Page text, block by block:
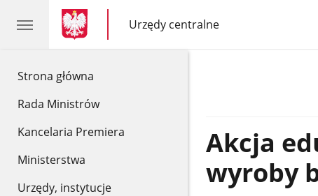
Strona główna
Rada Ministrów
Kancelaria Premiera
Ministerstwa
Urzędy, instytucje
gov.pl
gov.pl
Urzędy centralne
gov.pl
Urzędy
centralne
Akcja
wyroby